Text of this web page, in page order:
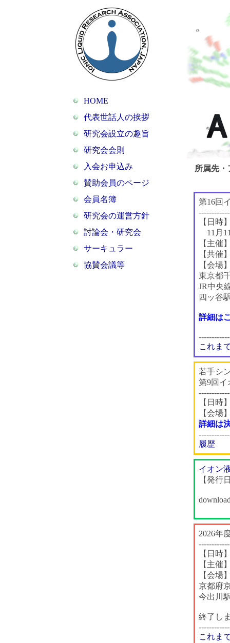
HOME
代表世話人の挨拶
研究会設立の趣旨
研究会会則
入会お申込み
賛助会員のページ
会員名簿
研究会の運営方針
討論会・研究会
サーキュラー
協賛会議等
所属先
第16回
【日時
11月
【主催
【共催
【会場
東京都
JR中央
四ッ谷
詳細は
これま
若手シ
第9回
【日時
【会場
詳細は
履歴
イオン
【発行
2026年
【日時
【主催
【会場
京都府
今出
終了し
これま